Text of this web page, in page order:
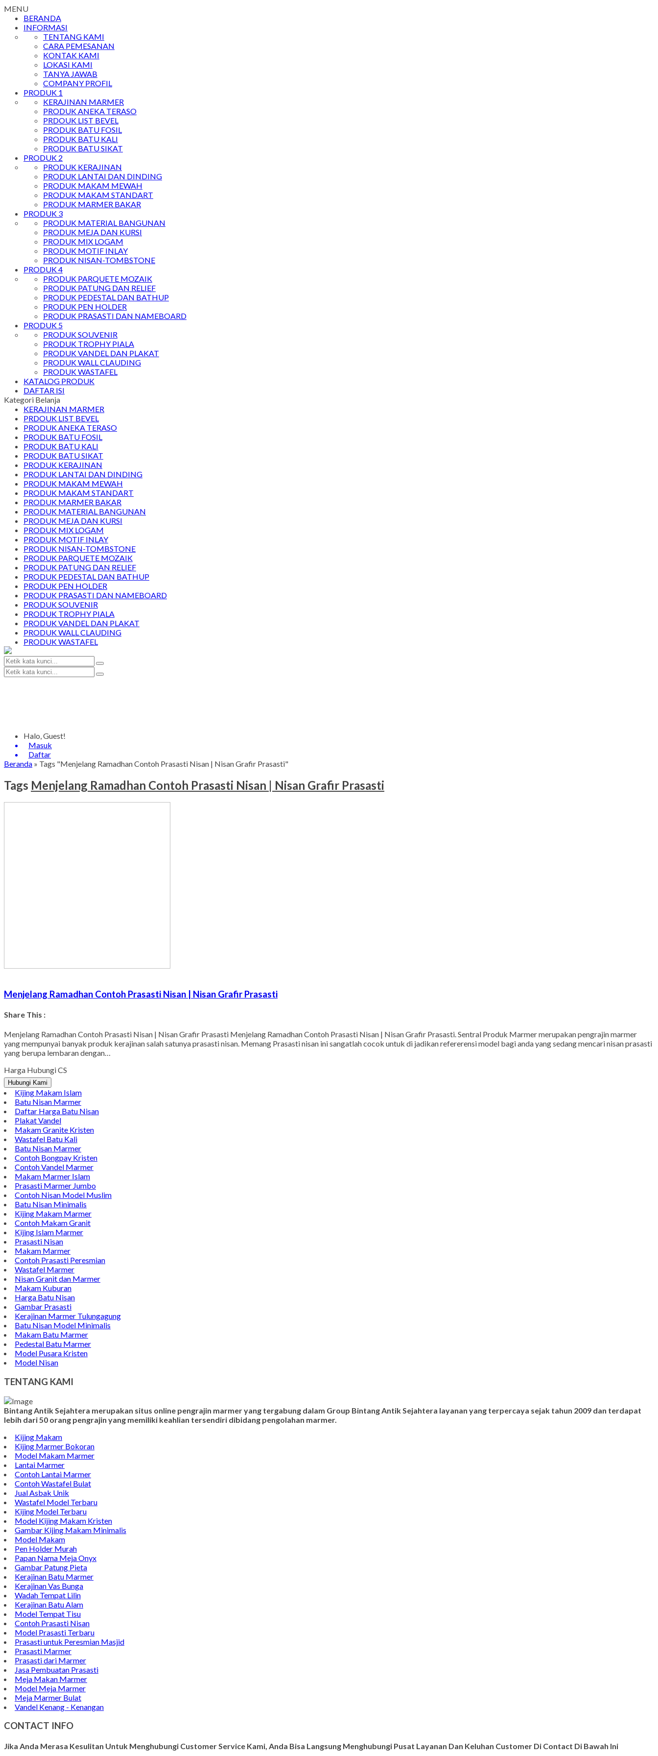
MENU
BERANDA
INFORMASI
TENTANG KAMI
CARA PEMESANAN
KONTAK KAMI
LOKASI KAMI
TANYA JAWAB
COMPANY PROFIL
PRODUK 1
KERAJINAN MARMER
PRODUK ANEKA TERASO
PRDOUK LIST BEVEL
PRODUK BATU FOSIL
PRODUK BATU KALI
PRODUK BATU SIKAT
PRODUK 2
PRODUK KERAJINAN
PRODUK LANTAI DAN DINDING
PRODUK MAKAM MEWAH
PRODUK MAKAM STANDART
PRODUK MARMER BAKAR
PRODUK 3
PRODUK MATERIAL BANGUNAN
PRODUK MEJA DAN KURSI
PRODUK MIX LOGAM
PRODUK MOTIF INLAY
PRODUK NISAN-TOMBSTONE
PRODUK 4
PRODUK PARQUETE MOZAIK
PRODUK PATUNG DAN RELIEF
PRODUK PEDESTAL DAN BATHUP
PRODUK PEN HOLDER
PRODUK PRASASTI DAN NAMEBOARD
PRODUK 5
PRODUK SOUVENIR
PRODUK TROPHY PIALA
PRODUK VANDEL DAN PLAKAT
PRODUK WALL CLAUDING
PRODUK WASTAFEL
KATALOG PRODUK
DAFTAR ISI
Kategori Belanja
KERAJINAN MARMER
PRDOUK LIST BEVEL
PRODUK ANEKA TERASO
PRODUK BATU FOSIL
PRODUK BATU KALI
PRODUK BATU SIKAT
PRODUK KERAJINAN
PRODUK LANTAI DAN DINDING
PRODUK MAKAM MEWAH
PRODUK MAKAM STANDART
PRODUK MARMER BAKAR
PRODUK MATERIAL BANGUNAN
PRODUK MEJA DAN KURSI
PRODUK MIX LOGAM
PRODUK MOTIF INLAY
PRODUK NISAN-TOMBSTONE
PRODUK PARQUETE MOZAIK
PRODUK PATUNG DAN RELIEF
PRODUK PEDESTAL DAN BATHUP
PRODUK PEN HOLDER
PRODUK PRASASTI DAN NAMEBOARD
PRODUK SOUVENIR
PRODUK TROPHY PIALA
PRODUK VANDEL DAN PLAKAT
PRODUK WALL CLAUDING
PRODUK WASTAFEL
Halo, Guest!
Masuk
Daftar
Beranda » Tags "Menjelang Ramadhan Contoh Prasasti Nisan | Nisan Grafir Prasasti"
Tags Menjelang Ramadhan Contoh Prasasti Nisan | Nisan Grafir Prasasti
Menjelang Ramadhan Contoh Prasasti Nisan | Nisan Grafir Prasasti
Share This :
Menjelang Ramadhan Contoh Prasasti Nisan | Nisan Grafir Prasasti Menjelang Ramadhan Contoh Prasasti Nisan | Nisan Grafir Prasasti. Sentral Produk Marmer merupakan pengrajin marmer
yang mempunyai banyak produk kerajinan salah satunya prasasti nisan. Memang Prasasti nisan ini sangatlah cocok untuk di jadikan refererensi model bagi anda yang sedang mencari nisan prasasti
yang berupa lembaran dengan…
Harga Hubungi CS
Hubungi Kami
Kijing Makam Islam
Batu Nisan Marmer
Daftar Harga Batu Nisan
Plakat Vandel
Makam Granite Kristen
Wastafel Batu Kali
Batu Nisan Marmer
Contoh Bongpay Kristen
Contoh Vandel Marmer
Makam Marmer Islam
Prasasti Marmer Jumbo
Contoh Nisan Model Muslim
Batu Nisan Minimalis
Kijing Makam Marmer
Contoh Makam Granit
Kijing Islam Marmer
Prasasti Nisan
Makam Marmer
Contoh Prasasti Peresmian
Wastafel Marmer
Nisan Granit dan Marmer
Makam Kuburan
Harga Batu Nisan
Gambar Prasasti
Kerajinan Marmer Tulungagung
Batu Nisan Model Minimalis
Makam Batu Marmer
Pedestal Batu Marmer
Model Pusara Kristen
Model Nisan
TENTANG KAMI
Bintang Antik Sejahtera merupakan situs online pengrajin marmer yang tergabung dalam Group Bintang Antik Sejahtera layanan yang terpercaya sejak tahun 2009 dan terdapat
lebih dari 50 orang pengrajin yang memiliki keahlian tersendiri dibidang pengolahan marmer.
Kijing Makam
Kijing Marmer Bokoran
Model Makam Marmer
Lantai Marmer
Contoh Lantai Marmer
Contoh Wastafel Bulat
Jual Asbak Unik
Wastafel Model Terbaru
Kijing Model Terbaru
Model Kijing Makam Kristen
Gambar Kijing Makam Minimalis
Model Makam
Pen Holder Murah
Papan Nama Meja Onyx
Gambar Patung Pieta
Kerajinan Batu Marmer
Kerajinan Vas Bunga
Wadah Tempat Lilin
Kerajinan Batu Alam
Model Tempat Tisu
Contoh Prasasti Nisan
Model Prasasti Terbaru
Prasasti untuk Peresmian Masjid
Prasasti Marmer
Prasasti dari Marmer
Jasa Pembuatan Prasasti
Meja Makan Marmer
Model Meja Marmer
Meja Marmer Bulat
Vandel Kenang - Kenangan
CONTACT INFO
Jika Anda Merasa Kesulitan Untuk Menghubungi Customer Service Kami, Anda Bisa Langsung Menghubungi Pusat Layanan Dan Keluhan Customer Di Contact Di Bawah Ini